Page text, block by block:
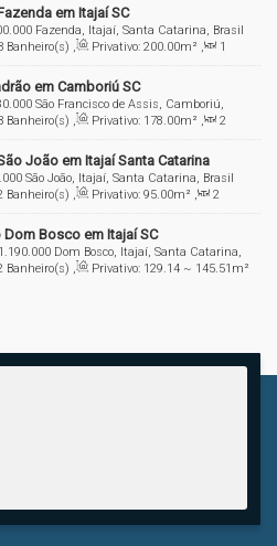
em Itajaí SC
Fazenda, Itajaí, Santa Catarina, Brasil
Banheiro(s) , Privativo: 200.00m² ,
1
3 Vaga(s) , Terreno: 216.00m² ,
Fundos:
m em Camboriú SC
São Francisco de Assis, Camboriú,
Banheiro(s) , Privativo: 178.00m² ,
2
2 Vaga(s)
João em Itajaí Santa Catarina
São João, Itajaí, Santa Catarina, Brasil
Banheiro(s) , Privativo: 95.00m² ,
2
2 Vaga(s)
Bosco em Itajaí SC
1.190.000 Dom Bosco, Itajaí, Santa Catarina,
Banheiro(s) , Privativo: 129.14 ~ 145.51 m²